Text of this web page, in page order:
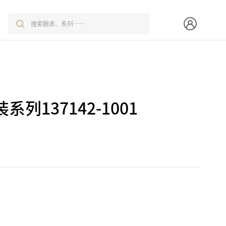
系列137142-1001